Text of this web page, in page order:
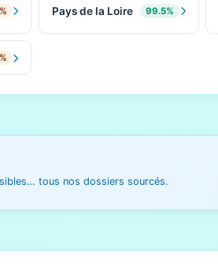
Pays de la Loire 99.5%
tous nos dossiers sourcés.